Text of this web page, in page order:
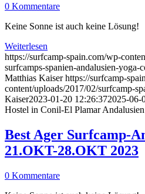
0 Kommentare
Keine Sonne ist auch keine Lösung!
Weiterlesen
https://surfcamp-spain.com/wp-
surfcamps-spanien-andalusien-yoga-
Matthias Kaiser https://surfcamp-
content/uploads/2017/02/surfcamp-
Kaiser2023-01-20 12:26:372025-06-
Hostel in Conil-El Plamar
Best Ager Surfcamp-
21.OKT-28.OKT 2023
0 Kommentare